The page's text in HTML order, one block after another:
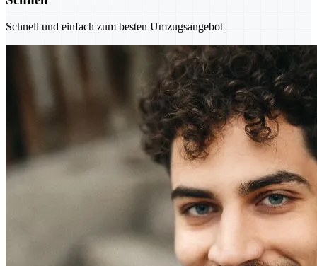
Schnell und einfach zum besten Umzugsangebot